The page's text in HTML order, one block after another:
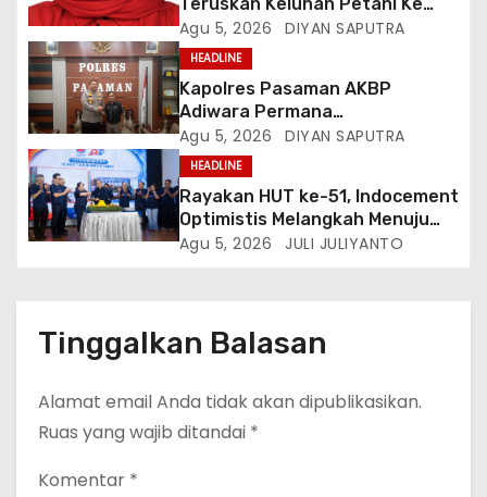
Dinas Terkait, Minta Audit
Penyaluran Pupuk Bersubsidi Di
Desa Budi Lestari
Agu 5, 2026 DIYAN SAPUTRA
HEADLINE
Kapolres Pasaman AKBP
Adiwara Permana
Anggawisastra S.I.K. Sambut
Kedatangan Kepala Cakrawala
Tv Sumatera Barat
Agu 5, 2026 DIYAN SAPUTRA
HEADLINE
Rayakan HUT ke-51, Indocement
Optimistis Melangkah Menuju
Masa Depan Lebih Hijau
Agu 5, 2026 JULI JULIYANTO
Tinggalkan Balasan
Alamat email Anda tidak akan dipublikasikan.
Ruas yang wajib ditandai *
Komentar *